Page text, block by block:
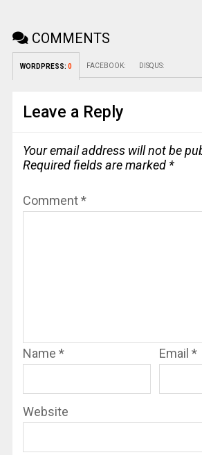
COMMENTS
WORDPRESS: 0 FACEBOOK: DISQUS:
Leave a Reply
Your email address will not be
Required fields are marked *
Comment*
Name * Email *
Website